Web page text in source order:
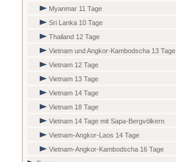
Myanmar 11 Tage
Sri Lanka 10 Tage
Thailand 12 Tage
Vietnam und Angkor-Kambodscha 13 Tage
Vietnam 12 Tage
Vietnam 13 Tage
Vietnam 14 Tage
Vietnam 18 Tage
Vietnam 14 Tage mit Sapa-Bergvölkern
Vietnam-Angkor-Laos 14 Tage
Vietnam-Angkor-Kambodscha 16 Tage